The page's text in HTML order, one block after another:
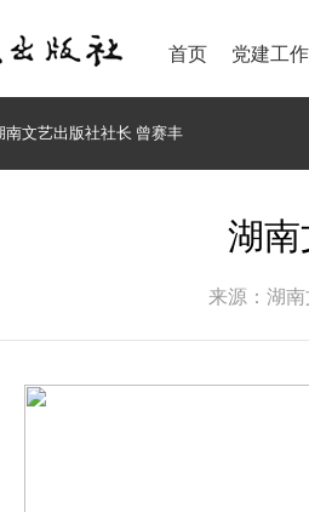
首页 党建工作
南文艺出版社社长 曾赛丰
湖
来源：湖南